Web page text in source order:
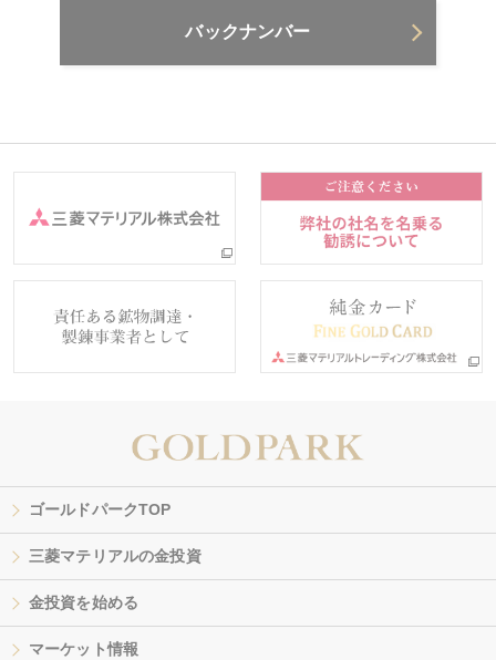
バックナンバー
ゴールドパークTOP
三菱マテリアルの金投資
金投資を始める
マーケット情報